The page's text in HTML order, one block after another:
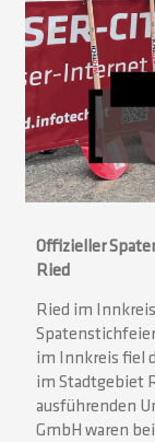
Offizieller
Ried
Ried im
im Innkreis fiel
im Stadtgebiet
ausführenden
GmbH waren